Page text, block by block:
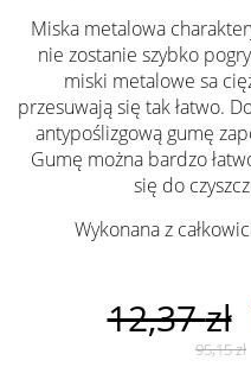
Miska metalowa
nie zostanie szybko
miski metalowe sa
przesuwają się tak łatwo.
antypoślizgową gumę
Gumę można bardzo
się do
Wykonana z
12,37zł
95,15zł